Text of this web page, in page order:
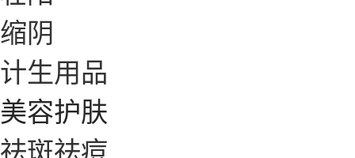
缩阴
计生用品
美容护肤
祛斑祛痘